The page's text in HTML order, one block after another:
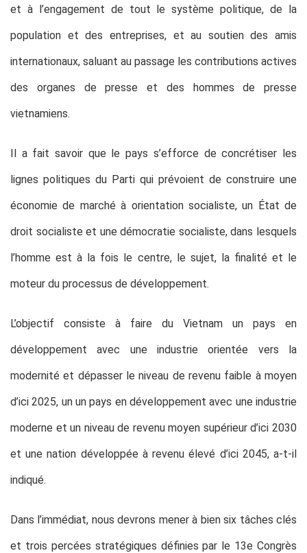
et à l’engagement de tout le système politique, de la
population et des entreprises, et au soutien des amis
internationaux, saluant au passage les contributions actives
des organes de presse et des hommes de presse
vietnamiens.
Il a fait savoir que le pays s’efforce de concrétiser les
lignes politiques du Parti qui prévoient de construire une
économie de marché à orientation socialiste, un État de
droit socialiste et une démocratie socialiste, dans lesquels
l’homme est à la fois le centre, le sujet, la finalité et le
moteur du processus de développement.
L’objectif consiste à faire du Vietnam un pays en
développement avec une industrie orientée vers la
modernité et dépasser le niveau de revenu faible à moyen
d’ici 2025, un un pays en développement avec une industrie
moderne et un niveau de revenu moyen supérieur d’ici 2030
et une nation développée à revenu élevé d’ici 2045, a-t-il
indiqué.
Dans l’immédiat, nous devrons mener à bien six tâches clés
et trois percées stratégiques définies par le 13e Congrès